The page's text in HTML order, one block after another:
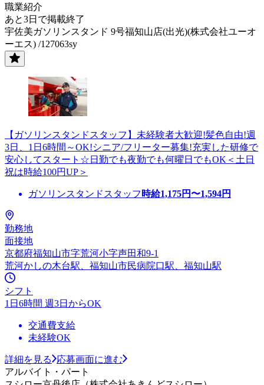
職業紹介
あと3日で掲載終了
宇佐美ガソリンスタンド 9号福知山店(出光)(株式会社ユーオ
ーエス) /127063sy
【ガソリンスタンドスタッフ】未経験者大歓迎!髪色自由!週
3日、1日6時間～OK!シニア/フリーター募集!充実した研修で
安心してスタート☆日勤でも夜勤でも何曜日でもOK＜土日
祝は時給100円UP＞
ガソリンスタンドスタッフ 時給1,175円〜1,594円
勤務地
面接地
京都府福知山市字荒河小字声田和9-1
荒河かしの木台駅、福知山市民病院口駅、福知山駅
シフト
1日6時間 週3日からOK
交通費支給
未経験OK
詳細を見る
応募画面に進む
アルバイト・パート